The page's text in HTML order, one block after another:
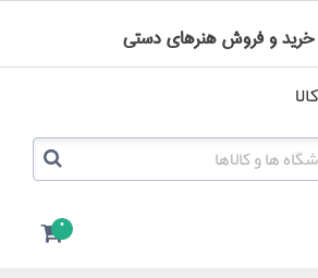
0
خرید و فروش هنرهای دستی